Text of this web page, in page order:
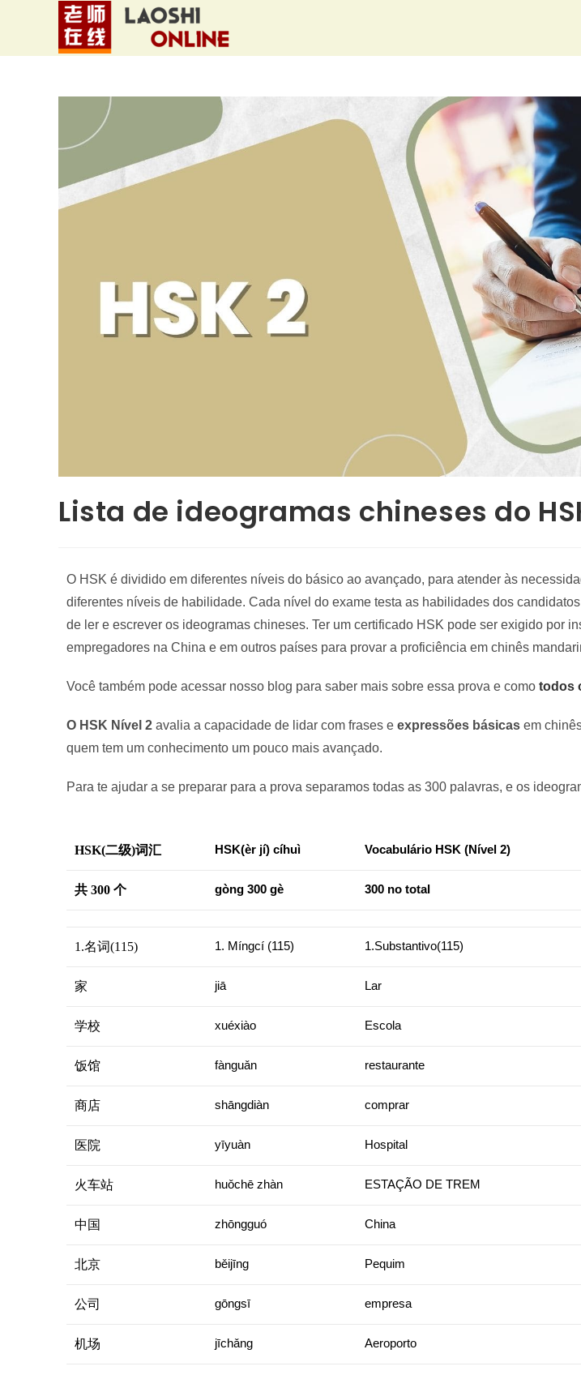
Lista de ideogramas chineses do
O HSK é dividido em diferentes níveis do básico ao avançado, para atender às
diferentes níveis de habilidade. Cada nível do exame testa as habilidades dos
de ler e escrever os ideogramas chineses. Ter um certificado HSK pode ser exigido por
empregadores na China e em outros países para provar a proficiência em chinês
Você também pode acessar nosso blog para saber mais sobre essa prova e como todos
O HSK Nível 2 avalia a capacidade de lidar com frases e expressões básicas em
quem tem um conhecimento um pouco mais avançado.
Para te ajudar a se preparar para a prova separamos todas as 300 palavras, e os
HSK(二级)词汇 HSK(èr jí) cíhuì Vocabulário HSK (Nível 2)
共 300 个 gòng 300 gè 300 no total
1.名词(115) 1. Míngcí (115) 1.Substantivo(115)
家 jiā Lar
学校 xuéxiào Escola
饭馆 fànguǎn restaurante
商店 shāngdiàn comprar
医院 yīyuàn Hospital
火车站 huǒchē zhàn ESTAÇÃO DE TREM
中国 zhōngguó China
北京 běijīng Pequim
公司 gōngsī empresa
机场 jīchǎng Aeroporto